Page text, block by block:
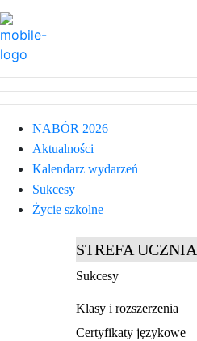
NABÓR 2026
Aktualności
Kalendarz wydarzeń
Sukcesy
Życie szkolne
STREFA UCZNIA
Sukcesy
Klasy i rozszerzenia
Certyfikaty językowe